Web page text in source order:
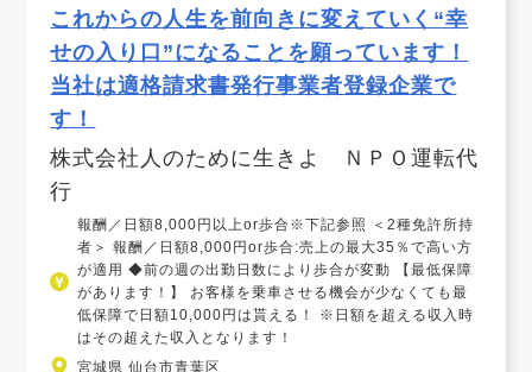
これからの人生を前向きに変えていく“幸
せの入り口”になることを願っています！
当社は適格請求書発行事業者登録企業で
す！
株式会社人のために生きよ ＮＰＯ運転代
行
報酬／日額8,000円以上or歩合※下記参照 ＜2種免許所持
者＞ 報酬／日額8,000円or歩合:売上の最大35％で高い方
が適用 ◆前の週の出勤日数により歩合が変動 【最低保障
があります！】 お客様を乗車させる機会が少なくても最
低保障で日額10,000円は貰える！ ※日額を超える収入時
はその超えた収入となります！
宮城県 仙台市青葉区